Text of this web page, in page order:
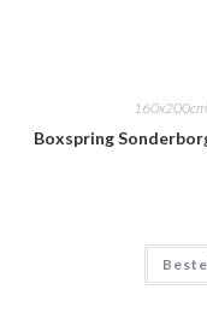
Boxspring